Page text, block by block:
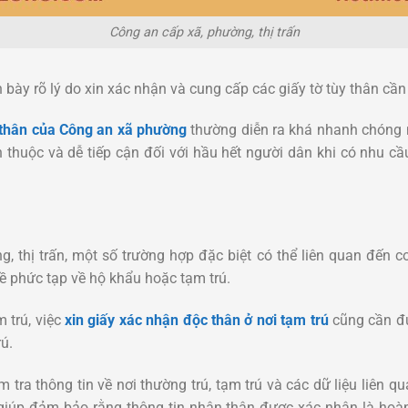
Công an cấp xã, phường, thị trấn
bày rõ lý do xin xác nhận và cung cấp các giấy tờ tùy thân
của Công an xã phườngthường diễn ra khá nhanh
và dễ tiếp cận đối với hầu hết người dân khi có nhu
thị trấn, một số trường hợp đặc biệt có thể liên quan đến
phức tạp về hộ khẩu hoặc tạm trú.
trú, việcxin giấy xác nhận độc thân ở nơi tạm trúcũng cần
tra thông tin về nơi thường trú, tạm trú và các dữ liệu liên